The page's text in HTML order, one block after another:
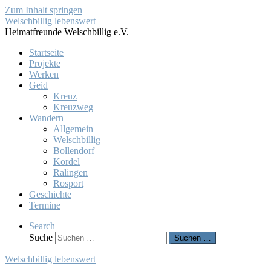
Zum Inhalt springen
Welschbillig lebenswert
Heimatfreunde Welschbillig e.V.
Startseite
Projekte
Werken
Geid
Kreuz
Kreuzweg
Wandern
Allgemein
Welschbillig
Bollendorf
Kordel
Ralingen
Rosport
Geschichte
Termine
Search
Suche
Suchen …
Welschbillig lebenswert